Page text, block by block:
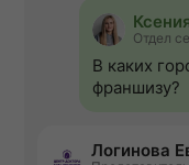
Отдел
В каких
франшизу?
Логинова